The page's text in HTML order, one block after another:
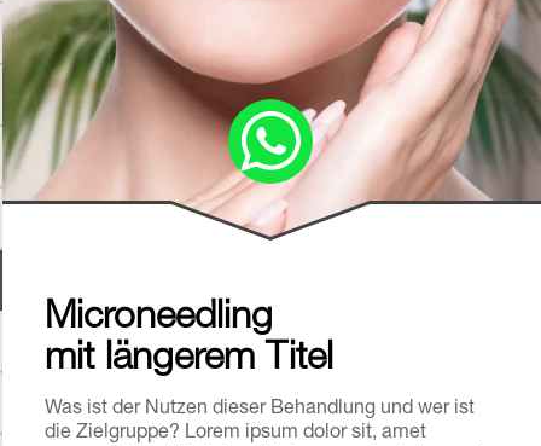
Microneedling
mit längerem Titel
Was ist der Nutzen dieser Behandlung und wer ist
die Zielgruppe? Lorem ipsum dolor sit, amet